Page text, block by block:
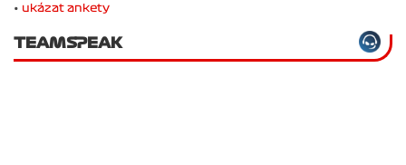
• ukázat ankety
TEAMSPEAK